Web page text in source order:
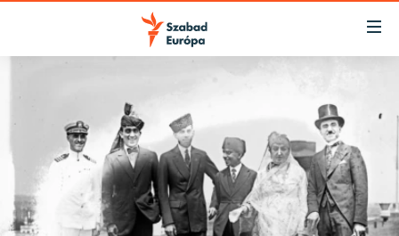
Akadálymentes
Ugrás
tartalomjegyzékre
Ugrás
AKTUÁLIS
PODCASTOK
VIDEÓK
ELEMZŐ
FELIRATKOZÁS
Spotify